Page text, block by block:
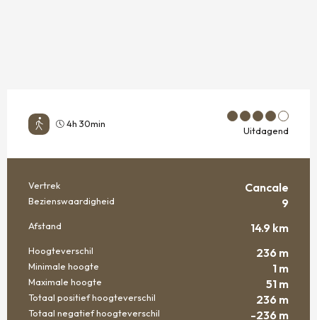
4h 30min
Uitdagend
PRAKTISCHE INFORMATIE
Vertrek Cancale
Bezienswaardigheid 9
Afstand 14.9 km
Hoogteverschil 236 m
Minimale hoogte 1 m
Maximale hoogte 51 m
Totaal positief hoogteverschil 236 m
Totaal negatief hoogteverschil
-236 m